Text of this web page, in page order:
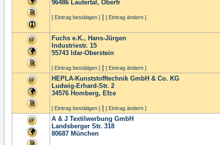
96486 Lautertal, Oberfr
[ Eintrag bestätigen ] [ Eintrag ändern ]
Fuchs e.K., Hans-Jürgen
Industriestr. 15
55743 Idar-Oberstein
[ Eintrag bestätigen ] [ Eintrag ändern ]
HEPLA-Kunststofftechnik GmbH & Co. KG
Ludwig-Erhard-Str. 2
34576 Homberg, Efze
[ Eintrag bestätigen ] [ Eintrag ändern ]
A & J Textilwerbung GmbH
Landsberger Str. 318
80687 München